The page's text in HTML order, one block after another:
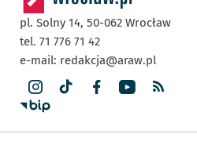
pl. Solny 14, 50-062 Wrocław
tel. 71 776 71 42
e-mail: redakcja@araw.pl